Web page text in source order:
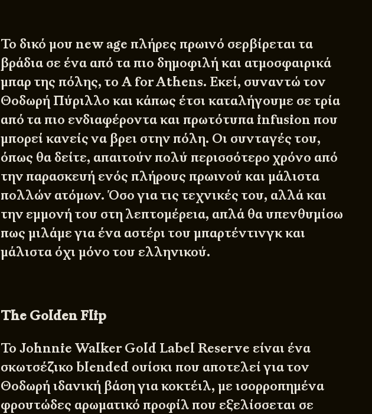
Το δικό μου new age πλήρες πρωινό σερβίρεται τα
βράδια σε ένα από τα πιο δημοφιλή και ατμοσφαιρικά
μπαρ της πόλης, το A for Athens. Εκεί, συναντώ τον
Θοδωρή Πύριλλο και κάπως έτσι καταλήγουμε σε τρία
από τα πιο ενδιαφέροντα και πρωτότυπα infusion που
μπορεί κανείς να βρει στην πόλη. Οι συνταγές του,
όπως θα δείτε, απαιτούν πολύ περισσότερο χρόνο από
την παρασκευή ενός πλήρους πρωινού και μάλιστα
πολλών ατόμων. Όσο για τις τεχνικές του, αλλά και
την εμμονή του στη λεπτομέρεια, απλά θα υπενθυμίσω
πως μιλάμε για ένα αστέρι του μπαρτέντινγκ και
μάλιστα όχι μόνο του ελληνικού.
The Golden Flip
Το Johnnie Walker Gold Label Reserve είναι ένα
σκωτσέζικο blended ουίσκι που αποτελεί για τον
Θοδωρή ιδανική βάση για κοκτέιλ, με ισορροπημένα
φρουτώδες αρωματικό προφίλ που εξελίσσεται σε